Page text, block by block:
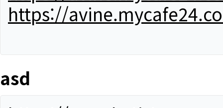
https://
asd